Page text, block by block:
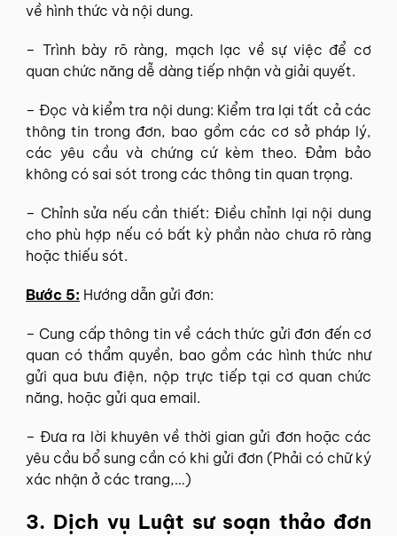
về hình thức và nội dung.
– Trình bày rõ ràng, mạch lạc về sự việc để cơ
quan chức năng dễ dàng tiếp nhận và giải quyết.
– Đọc và kiểm tra nội dung: Kiểm tra lại tất cả các
thông tin trong đơn, bao gồm các cơ sở pháp lý,
các yêu cầu và chứng cứ kèm theo. Đảm bảo
không có sai sót trong các thông tin quan trọng.
– Chỉnh sửa nếu cần thiết: Điều chỉnh lại nội dung
cho phù hợp nếu có bất kỳ phần nào chưa rõ ràng
hoặc thiếu sót.
Bước 5: Hướng dẫn gửi đơn:
– Cung cấp thông tin về cách thức gửi đơn đến cơ
quan có thẩm quyền, bao gồm các hình thức như
gửi qua bưu điện, nộp trực tiếp tại cơ quan chức
năng, hoặc gửi qua email.
– Đưa ra lời khuyên về thời gian gửi đơn hoặc các
yêu cầu bổ sung cần có khi gửi đơn (Phải có chữ ký
xác nhận ở các trang,…)
3. Dịch vụ Luật sư soạn thảo đơn